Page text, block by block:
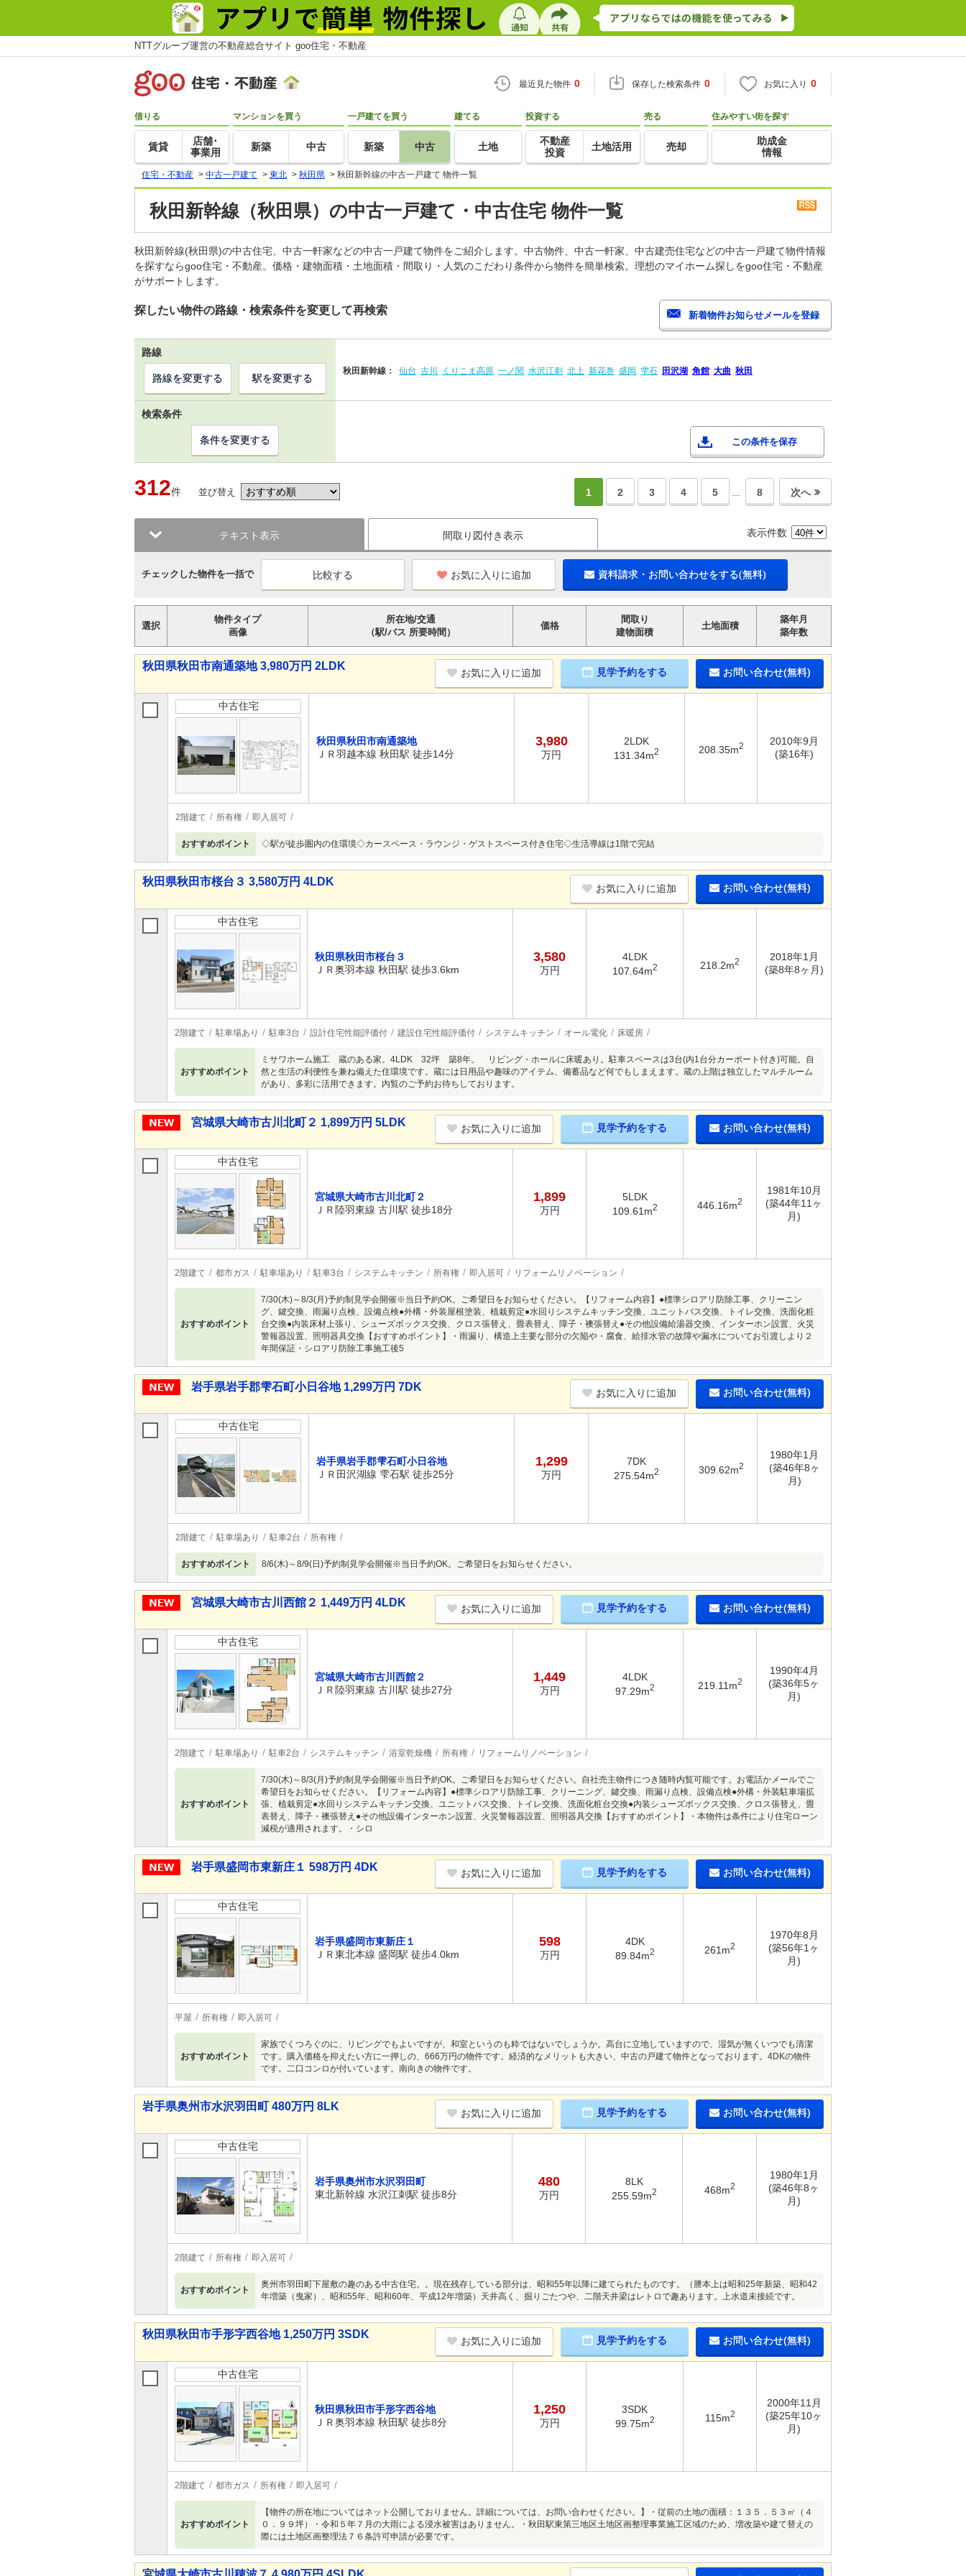
NTTグループ運営の不動産総合サイト goo住宅・不動産
最近見た物件 0 保存した検索条件 0 お気に入り 0
借りる
賃貸
店舗･
事業用
マンションを買う
新築 中古
一戸建てを買う
新築 中古
建てる
土地
投資する
不動産
投資
土地活用
売る
売却
住みやすい街を探す
助成金
情報
住宅・不動産 > 中古一戸建て > 東北 > 秋田県 > 秋田新幹線の中古一戸建て 物件一覧
秋田新幹線（秋田県）の中古一戸建て・中古住宅 物件一覧
秋田新幹線(秋田県)の中古住宅、中古一軒家などの中古一戸建て物件をご紹介します。中古物件、中古一軒家、中古建売住宅などの中古一戸建て物件情報
を探すならgoo住宅・不動産。価格・建物面積・土地面積・間取り・人気のこだわり条件から物件を簡単検索。理想のマイホーム探しをgoo住宅・不動産
がサポートします。
探したい物件の路線・検索条件を変更して再検索
路線
秋田新幹線： 仙台 古川 くりこま高原 一ノ関 水沢江刺 北上 新花巻 盛岡 雫石 田沢湖 角館 大曲 秋田
路線を変更する 駅を変更する
検索条件
この条件を保存
条件を変更する
312件 並び替え 1 2 3 4 5 … 8 次へ
テキスト表示 間取り図付き表示 表示件数
チェックした物件を一括で お気に入りに追加 資料請求・お問い合わせをする(無料)
選択
物件タイプ
画像
所在地/交通
（駅/バス 所要時間）
価格
間取り
建物面積
土地面積
築年月
築年数
秋田県秋田市南通築地 3,980万円 2LDK
お気に入りに追加 見学予約をする お問い合わせ(無料)
中古住宅
秋田県秋田市南通築地
ＪＲ羽越本線 秋田駅 徒歩14分
3,980
万円
2LDK
131.34m2 208.35m2
2010年9月
(築16年)
2階建て 所有権 即入居可
おすすめポイント ◇駅が徒歩圏内の住環境◇カースペース・ラウンジ・ゲストスペース付き住宅◇生活導線は1階で完結
秋田県秋田市桜台３ 3,580万円 4LDK
お気に入りに追加 お問い合わせ(無料)
中古住宅
秋田県秋田市桜台３
ＪＲ奥羽本線 秋田駅 徒歩3.6km
3,580
万円
4LDK
107.64m2 218.2m2
2018年1月
(築8年8ヶ月)
2階建て 駐車場あり 駐車3台 設計住宅性能評価付 建設住宅性能評価付 システムキッチン オール電化 床暖房
おすすめポイント
ミサワホーム施工 蔵のある家。4LDK 32坪 築8年。 リビング・ホールに床暖あり。駐車スペースは3台(内1台分カーポート付き)可能。自
然と生活の利便性を兼ね備えた住環境です。蔵には日用品や趣味のアイテム、備蓄品など何でもしまえます。蔵の上階は独立したマルチルーム
があり、多彩に活用できます。内覧のご予約お待ちしております。
宮城県大崎市古川北町２ 1,899万円 5LDK お気に入りに追加 見学予約をする お問い合わせ(無料)
中古住宅
宮城県大崎市古川北町２
ＪＲ陸羽東線 古川駅 徒歩18分
1,899
万円
5LDK
109.61m2 446.16m2
1981年10月
(築44年11ヶ
月)
2階建て 都市ガス 駐車場あり 駐車3台 システムキッチン 所有権 即入居可 リフォームリノベーション
おすすめポイント
7/30(木)～8/3(月)予約制見学会開催※当日予約OK。ご希望日をお知らせください。【リフォーム内容】●標準シロアリ防除工事、クリーニン
グ、鍵交換、雨漏り点検、設備点検●外構・外装屋根塗装、植栽剪定●水回りシステムキッチン交換、ユニットバス交換、トイレ交換、洗面化粧
台交換●内装床材上張り、シューズボックス交換、クロス張替え、畳表替え、障子・襖張替え●その他設備給湯器交換、インターホン設置、火災
警報器設置、照明器具交換【おすすめポイント】・雨漏り、構造上主要な部分の欠陥や・腐食、給排水管の故障や漏水についてお引渡しより２
年間保証・シロアリ防除工事施工後5
岩手県岩手郡雫石町小日谷地 1,299万円 7DK お気に入りに追加 お問い合わせ(無料)
中古住宅
岩手県岩手郡雫石町小日谷地
ＪＲ田沢湖線 雫石駅 徒歩25分
1,299
万円
7DK
275.54m2 309.62m2
1980年1月
(築46年8ヶ
月)
2階建て 駐車場あり 駐車2台 所有権
おすすめポイント 8/6(木)～8/9(日)予約制見学会開催※当日予約OK。ご希望日をお知らせください。
宮城県大崎市古川西館２ 1,449万円 4LDK お気に入りに追加 見学予約をする お問い合わせ(無料)
中古住宅
宮城県大崎市古川西館２
ＪＲ陸羽東線 古川駅 徒歩27分
1,449
万円
4LDK
97.29m2 219.11m2
1990年4月
(築36年5ヶ
月)
2階建て 駐車場あり 駐車2台 システムキッチン 浴室乾燥機 所有権 リフォームリノベーション
おすすめポイント
7/30(木)～8/3(月)予約制見学会開催※当日予約OK。ご希望日をお知らせください。自社売主物件につき随時内覧可能です。お電話かメールでご
希望日をお知らせください。【リフォーム内容】●標準シロアリ防除工事、クリーニング、鍵交換、雨漏り点検、設備点検●外構・外装駐車場拡
張、植栽剪定●水回りシステムキッチン交換、ユニットバス交換、トイレ交換、洗面化粧台交換●内装シューズボックス交換、クロス張替え、畳
表替え、障子・襖張替え●その他設備インターホン設置、火災警報器設置、照明器具交換【おすすめポイント】・本物件は条件により住宅ローン
減税が適用されます。・シロ
岩手県盛岡市東新庄１ 598万円 4DK お気に入りに追加 見学予約をする お問い合わせ(無料)
中古住宅
岩手県盛岡市東新庄１
ＪＲ東北本線 盛岡駅 徒歩4.0km
598
万円
4DK
89.84m2 261m2
1970年8月
(築56年1ヶ
月)
平屋 所有権 即入居可
おすすめポイント
家族でくつろぐのに、リビングでもよいですが、和室というのも粋ではないでしょうか。高台に立地していますので、湿気が無くいつでも清潔
です。購入価格を抑えたい方に一押しの、666万円の物件です。経済的なメリットも大きい、中古の戸建て物件となっております。4DKの物件
です。二口コンロが付いています。南向きの物件です。
岩手県奥州市水沢羽田町 480万円 8LK
お気に入りに追加 見学予約をする お問い合わせ(無料)
中古住宅
岩手県奥州市水沢羽田町
東北新幹線 水沢江刺駅 徒歩8分
480
万円
8LK
255.59m2 468m2
1980年1月
(築46年8ヶ
月)
2階建て 所有権 即入居可
おすすめポイント
奥州市羽田町下屋敷の趣のある中古住宅。。現在残存している部分は、昭和55年以降に建てられたものです。（謄本上は昭和25年新築、昭和42
年増築（曳家）、昭和55年、昭和60年、平成12年増築）天井高く、掘りごたつや、二階天井梁はレトロで趣あります。上水道未接続です。
秋田県秋田市手形字西谷地 1,250万円 3SDK
お気に入りに追加 見学予約をする お問い合わせ(無料)
中古住宅
秋田県秋田市手形字西谷地
ＪＲ奥羽本線 秋田駅 徒歩8分
1,250
万円
3SDK
99.75m2 115m2
2000年11月
(築25年10ヶ
月)
2階建て 都市ガス 所有権 即入居可
おすすめポイント
【物件の所在地についてはネット公開しておりません。詳細については、お問い合わせください。】・従前の土地の面積：１３５．５３㎡（４
０．９９坪）・令和５年７月の大雨による浸水被害はありません。・秋田駅東第三地区土地区画整理事業施工区域のため、増改築や建て替えの
際には土地区画整理法７６条許可申請が必要です。